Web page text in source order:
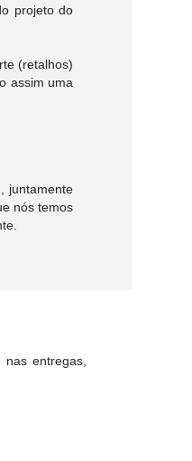
projeto do
(retalhos)
assim uma
juntamente
nós temos
entregas,